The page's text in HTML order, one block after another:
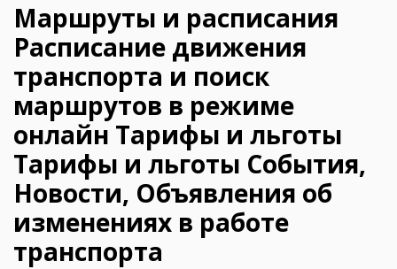
Маршруты и расписания
Расписание движения
транспорта и поиск
маршрутов в режиме
онлайн Тарифы и льготы
Тарифы и льготы События,
Новости, Объявления об
изменениях в работе
транспорта